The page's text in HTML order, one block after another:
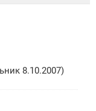
8.10.2007)